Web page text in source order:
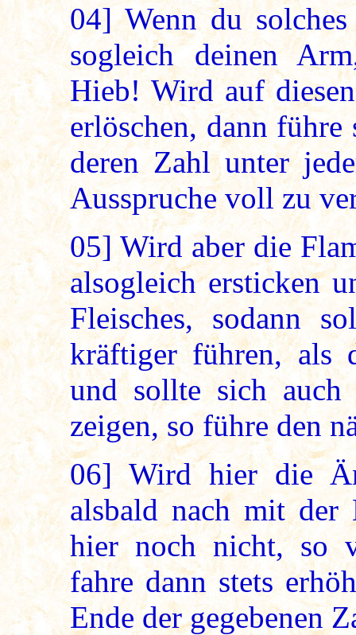
04] Wenn du
sogleich deinen
Hieb! Wird auf
erlöschen, dann
deren Zahl unter
Ausspruche voll zu
05] Wird aber die
alsogleich ersticken
Fleisches, sodann
kräftiger führen, als
und sollte sich
zeigen, so führe den
06] Wird hier die
alsbald nach mit
hier noch nicht, so
fahre dann stets
Ende der gegebenen